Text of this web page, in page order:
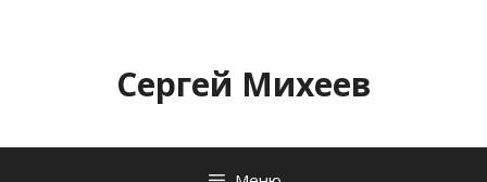
содержимомуСергей Михеев